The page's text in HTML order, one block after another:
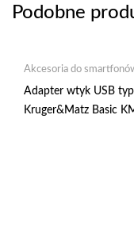
Podobne
Akcesoria do
akcesoria GSM
Adapter wtyk USB
Kruger&Matz Basic